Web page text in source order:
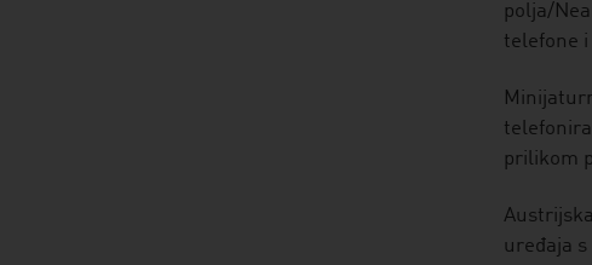
polja/
telefone
prilikom
uređaja